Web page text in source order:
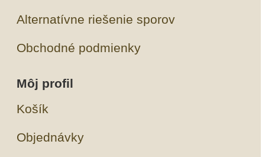
Alternatívne riešenie sporov
Obchodné podmienky
Môj profil
Košík
Objednávky